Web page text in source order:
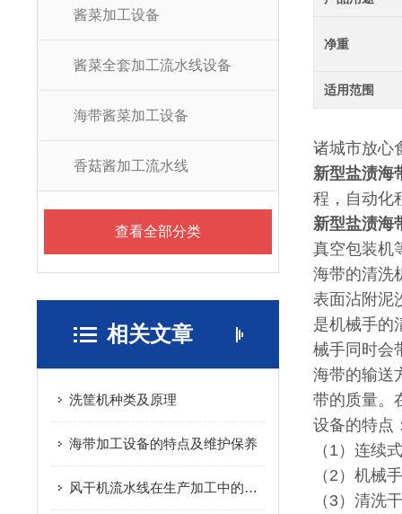
酱菜加工设备
酱菜全套加工流水线设备
海带酱菜加工设备
香菇酱加工流水线
查看全部分类
相关文章
洗筐机种类及原理
海带加工设备的特点及维护保养
风干机流水线在生产加工中的特点
净重
适用范围
诸城市放心
新型盐渍海
程，自动化
新型盐渍海
真空包装机
海带的清洗
表面沾附泥
是机械手的
械手同时会
海带的输送
带的质量。
设备的特点
（1）连续
（2）机械
（3）清洗